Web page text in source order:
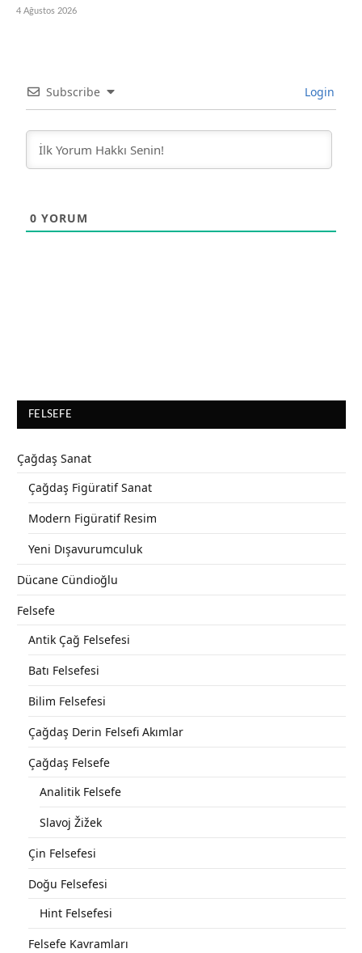
4 Ağustos 2026
Subscribe Login
0 YORUM
FELSEFE
Çağdaş Sanat
Çağdaş Figüratif Sanat
Modern Figüratif Resim
Yeni Dışavurumculuk
Dücane Cündioğlu
Felsefe
Antik Çağ Felsefesi
Batı Felsefesi
Bilim Felsefesi
Çağdaş Derin Felsefi Akımlar
Çağdaş Felsefe
Analitik Felsefe
Slavoj Žižek
Çin Felsefesi
Doğu Felsefesi
Hint Felsefesi
Felsefe Kavramları